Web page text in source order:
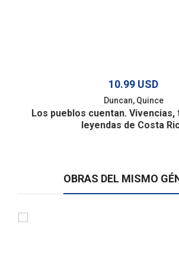
10.99 USD
Duncan, Quince
Los pueblos cuentan.
leyendas de Costa
OBRAS DEL MISMO